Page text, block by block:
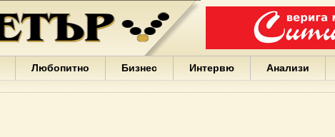
Варна
България
Портних
Facebook
ЕС
Борисов
Европа
Любопитно Бизнес Интервю Анализи